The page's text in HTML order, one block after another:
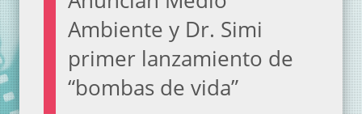
Ambiente y Dr. Simi
primer lanzamiento de
“bombas de vida”